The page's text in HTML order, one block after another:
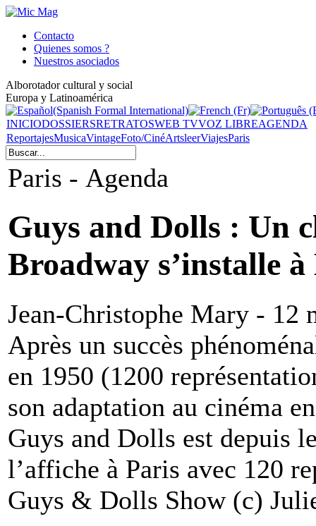
Contacto
Quienes somos ?
Nuestros asociados
Alborotador cultural y social
Europa y Latinoamérica
INICIODOSSIERSRETRATOSWEB TVVOZ LIBREAGENDA
ReportajesMusicaVintageFoto/CinéArtsleerViajesParis
Paris - Agenda
Guys and Dolls : Un
Broadway s’installe
Jean-Christophe Mary - 12
Après un succès
en 1950 (1200
son adaptation au cinéma
Guys and Dolls est depuis
l’affiche à Paris avec 120
Guys & Dolls Show (c)